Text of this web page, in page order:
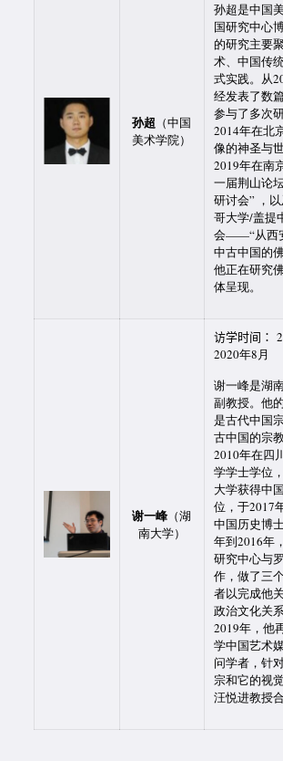
孙超 （中国
美术学院）
孙超是中国
国研究中心
的研究主要
术、中国传
式实践。从
经发表了数
参与了多次
2014年在北
像的神圣与
2019年在南
一届荆山论
研讨会” ，
哥大学/盖提
会——“从西
中古中国的
他正在研究
体呈现。
谢一峰 （湖
南大学）
访学时间：
2020年8月
谢一峰是湖
副教授。他
是古代中国
古中国的宗
2010年在四
学学士学位
大学获得中
位，于2017
中国历史博
年到2016年
研究中心与
作，做了三
者以完成他
政治文化关
2019年，他
学中国艺术
问学者，针
宗和它的视
汪悦进教授